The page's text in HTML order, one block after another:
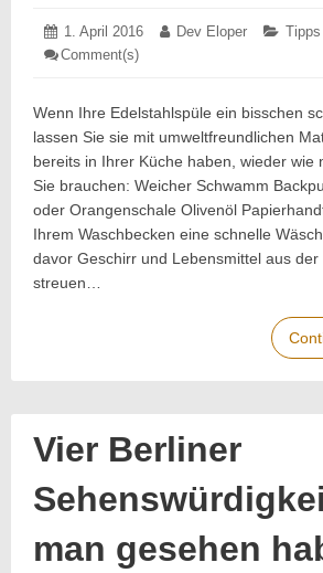
Posted
on:
1. April 2016 Author:
Dev Eloper
Comment(s)
gemacht
Wenn Ihre Edelstahlspüle ein bisschen
lassen Sie sie mit umweltfreundlichen
bereits in Ihrer Küche haben, wieder wie
Sie brauchen: Weicher Schwamm
oder Orangenschale Olivenöl
Ihrem Waschbecken eine schnelle
davor Geschirr und Lebensmittel aus der
streuen…
Vier Berliner
man gesehen